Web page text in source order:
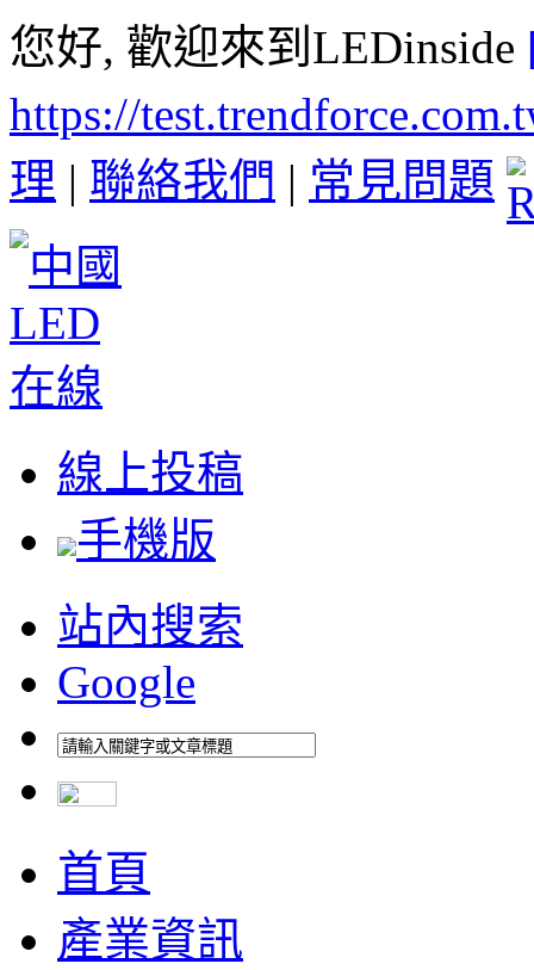
您好, 歡迎來到LEDinside
https://
理 | 聯絡我們 | 常見問題
線上投稿
手機版
站內搜索
Google
首頁
產業資訊